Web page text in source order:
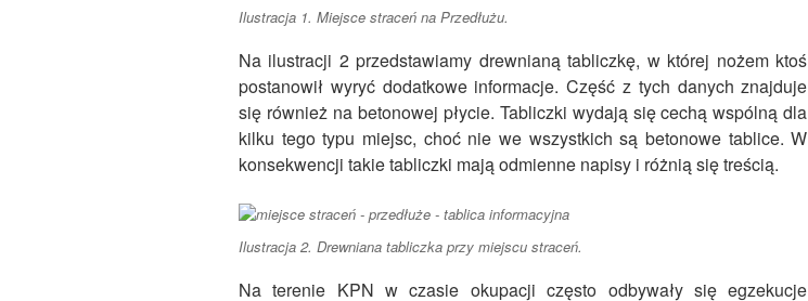
Ilustracja 1. Miejsce straceń na Przedłużu.
Na ilustracji 2 przedstawiamy drewnianą tabliczkę, w której nożem ktoś
postanowił wyryć dodatkowe informacje. Część z tych danych znajduje
się również na betonowej płycie. Tabliczki wydają się cechą wspólną dla
kilku tego typu miejsc, choć nie we wszystkich są betonowe tablice. W
konsekwencji takie tabliczki mają odmienne napisy i różnią się treścią.
Ilustracja 2. Drewniana tabliczka przy miejscu straceń.
Na terenie KPN w czasie okupacji często odbywały się egzekucje